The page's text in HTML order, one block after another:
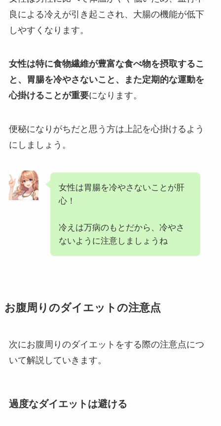
良による冷えが引き起こされ、大腸の機能が低下
しやすくなります。
女性は特に食物繊維が豊富な食べ物を摂取するこ
と、胃腸を冷やさないこと、また定期的な運動を
心掛けることが重要になります。
便秘になりがちだと思う方は上記を心掛けるよう
にしましょう。
女性は胃腸を冷やさないことが肝
心！
冷えは万病のもとだから、冷やさ
ないように注意しましょうね
お腹周りのダイエットの注意点
次にお腹周りのダイエットをする際の注意点につ
いて解説していきます。
過度なダイエットは避ける